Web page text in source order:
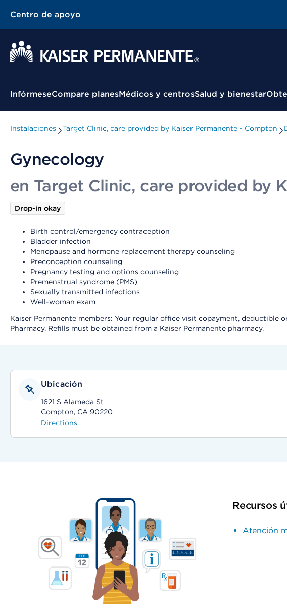
Centro de apoyo
Menú contextual
InfórmeseCompare planesMédicos y centrosSalud y bienestar
Instalaciones Target Clinic, care provided by Kaiser Permanente - Compton
Gynecology
en Target Clinic, care provided by
Drop-in okay
Birth control/emergency contraception
Bladder infection
Menopause and hormone replacement therapy counseling
Preconception counseling
Pregnancy testing and options counseling
Premenstrual syndrome (PMS)
Sexually transmitted infections
Well-woman exam
Kaiser Permanente members: Your regular office visit copayment,
Pharmacy. Refills must be obtained from a Kaiser Permanente pharmacy.
Ubicación
1621 S Alameda St
Compton, CA 90220
Directions
Recursos
Atención